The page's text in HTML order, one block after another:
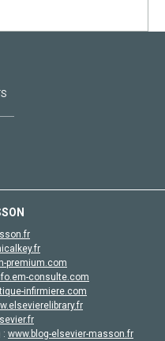
premium.com
consulte.com
infirmiere.com
: www.blog-elsevier-masson.fr